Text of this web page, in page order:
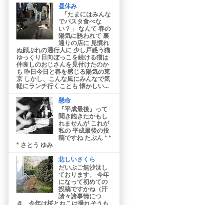
昼休み
「たまにはみんな
でパスタ食べな
い？」 なんて 春の
陽気に誘われて 裏
通りの店に 見慣れ
ぬ顔ぶれの通行人に 少し戸惑う猫
ゆっくり日向ぼっこを続ける猫は
仲良しのおじさんを見付けたのか
も 昨日今日と春を感じる陽気の東
京 しかし、こんな風にみんなで気
軽にランチ行くことも 懐かしい...
懸命
『平成最後』って
聞き飽きたかもし
れませんが これが
私の 平成最後の投
稿ですね たぶん * *
* さとう ゆみ
悲しいさくら
だいぶご無沙汰し
ております。 今年
になって初めての
投稿ですかね（汗
諸々諸事情につ
き、今年は桜とねこは撮れそうも